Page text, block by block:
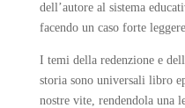
dell’autore al sistema
facendo un caso forte
I temi della redenzione e
storia sono universali libro
nostre vite, rendendola una